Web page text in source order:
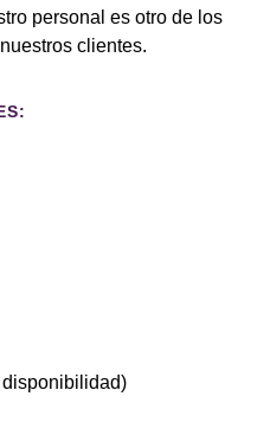
personal es otro de los
clientes.